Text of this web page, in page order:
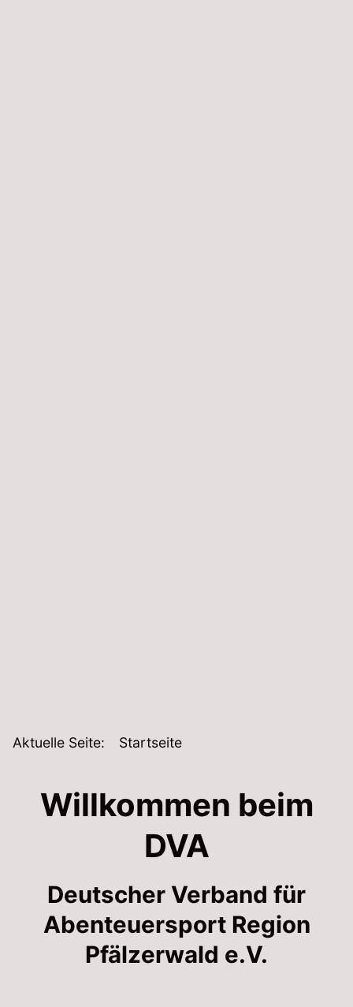
Aktuelle Seite: Startseite
Willkommen beim
DVA
Deutscher Verband für
Abenteuersport Region
Pfälzerwald e.V.